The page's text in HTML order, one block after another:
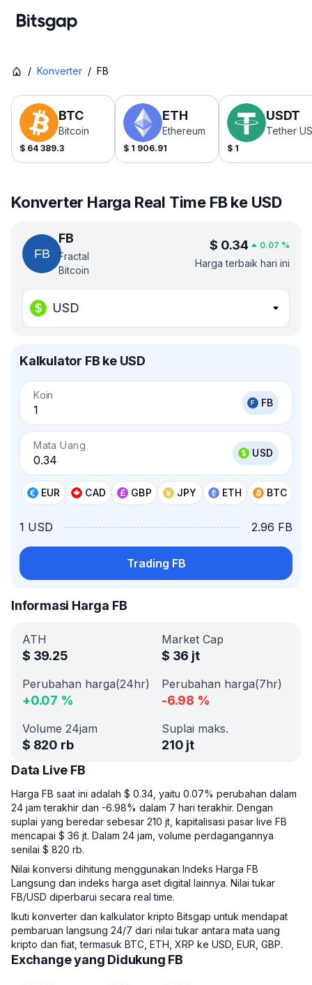
/ Konverter / FB
BTC
Bitcoin
$ 64 389.3
ETH
Ethereum
$ 1 906.91
USDT
Tether
$ 1
Konverter Harga Real Time FB ke USD
FB
Fractal
Bitcoin
$ 0.34 0.07 %
Harga terbaik hari ini
USD
Kalkulator FB ke USD
Koin
FB
Mata Uang
USD
EUR CAD GBP JPY ETH BTC
1 USD 2.96 FB
Trading FB
Informasi Harga FB
ATH
$ 39.25
Market Cap
$ 36 jt
Perubahan harga(24hr)
+0.07 %
Perubahan harga(7hr)
-6.98 %
Volume 24jam
$ 820 rb
Suplai maks.
210 jt
Data Live FB
Harga FB saat ini adalah $ 0.34, yaitu 0.07% perubahan dalam
24 jam terakhir dan -6.98% dalam 7 hari terakhir. Dengan
suplai yang beredar sebesar 210 jt, kapitalisasi pasar live FB
mencapai $ 36 jt. Dalam 24 jam, volume perdagangannya
senilai $ 820 rb.
Nilai konversi dihitung menggunakan Indeks Harga FB
Langsung dan indeks harga aset digital lainnya. Nilai tukar
FB/USD diperbarui secara real time.
Ikuti konverter dan kalkulator kripto Bitsgap untuk mendapat
pembaruan langsung 24/7 dari nilai tukar antara mata uang
kripto dan fiat, termasuk BTC, ETH, XRP ke USD, EUR, GBP.
Exchange yang Didukung FB